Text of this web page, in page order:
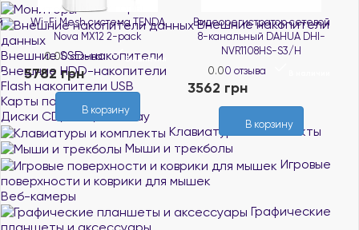
Мониторы
Внешние накопители
данных
Внешние SSD-накопители
Внешние HDD-накопители
Flash накопители USB
Карты памяти
Диски CD, DVD, Blue-ray
Клавиатуры и комплекты
Мыши и трекболы
Игровые
поверхности и коврики для мышек
Веб-камеры
Графические
Wi-Fi Mesh система TENDA
Nova MX12 2-pack
0.00 отзыва В наличии
5782 грн
В корзину
Видеорегистратор сетевой
8-канальный DAHUA DHI-
NVR1108HS-S3/H
0.00 отзыва
3562 грн
В корзину